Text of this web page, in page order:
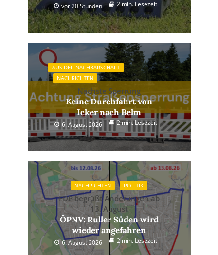
vor 20 Stunden 2 min. Lesezeit
AUS DER NACHBARSCHAFT
NACHRICHTEN
Nächste Sperrung
Keine Durchfahrt von
Icker nach Belm
6. August 2026 2 min. Lesezeit
NACHRICHTEN POLITIK
FDP begrüßt Änderungen ab
13. August
ÖPNV: Ruller Süden wird
wieder angefahren
6. August 2026 2 min. Lesezeit